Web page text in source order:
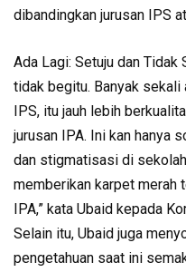
dibandingkan jurusan IPS
Ada Lagi: Setuju dan Tidak
tidak begitu. Banyak sekali
IPS, itu jauh lebih
jurusan IPA. Ini kan hanya
dan stigmatisasi di
memberikan karpet merah
IPA,” kata Ubaid kepada
Selain itu, Ubaid juga
pengetahuan saat ini